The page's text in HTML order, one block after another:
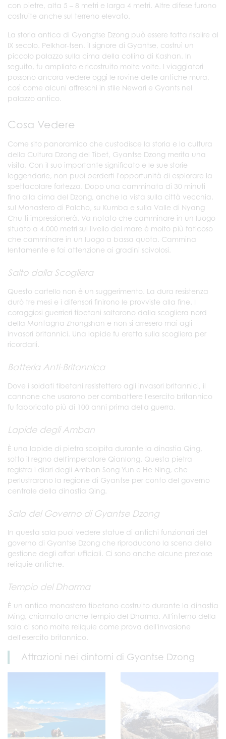
con pietre, alta 5 – 8 metri e larga 4 metri. Altre difese furono
costruite anche sul terreno elevato.
La storia antica di Gyangtse Dzong può essere fatta risalire al
IX secolo. Pelkhor-tsen, il signore di Gyantse, costruì un
piccolo palazzo sulla cima della collina di Kashan. In
seguito, fu ampliato e ricostruito molte volte. I viaggiatori
possono ancora vedere oggi le rovine delle antiche mura,
così come alcuni affreschi in stile Newari e Gyants nel
palazzo antico.
Cosa Vedere
Come sito panoramico che custodisce la storia e la cultura
della Cultura Dzong del Tibet, Gyantse Dzong merita una
visita. Con il suo importante significato e le sue storie
leggendarie, non puoi perderti l'opportunità di esplorare la
spettacolare fortezza. Dopo una camminata di 30 minuti
fino alla cima del Dzong, anche la vista sulla città vecchia,
sul Monastero di Palcho, su Kumba e sulla Valle di Nyang
Chu ti impressionerà. Va notato che camminare in un luogo
situato a 4.000 metri sul livello del mare è molto più faticoso
che camminare in un luogo a bassa quota. Cammina
lentamente e fai attenzione ai gradini scivolosi.
Salto dalla Scogliera
Questo cartello non è un suggerimento. La dura resistenza
durò tre mesi e i difensori finirono le provviste alla fine. I
coraggiosi guerrieri tibetani saltarono dalla scogliera nord
della Montagna Zhongshan e non si arresero mai agli
invasori britannici. Una lapide fu eretta sulla scogliera per
ricordarli.
Batteria Anti-Britannica
Dove i soldati tibetani resistettero agli invasori britannici, il
cannone che usarono per combattere l'esercito britannico
fu fabbricato più di 100 anni prima della guerra.
Lapide degli Amban
È una lapide di pietra scolpita durante la dinastia Qing,
sotto il regno dell'imperatore Qianlong. Questa pietra
registra i diari degli Amban Song Yun e He Ning, che
perlustrarono la regione di Gyantse per conto del governo
centrale della dinastia Qing.
Sala del Governo di Gyantse Dzong
In questa sala puoi vedere statue di antichi funzionari del
governo di Gyantse Dzong che riproducono la scena della
gestione degli affari ufficiali. Ci sono anche alcune preziose
reliquie antiche.
Tempio del Dharma
È un antico monastero tibetano costruito durante la dinastia
Ming, chiamato anche Tempio del Dharma. All'interno della
sala ci sono molte reliquie come prova dell'invasione
dell'esercito britannico.
Attrazioni nei dintorni di Gyantse Dzong